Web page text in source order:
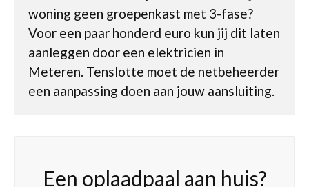
woning geen groepenkast met 3-fase?
Voor een paar honderd euro kun jij dit laten
aanleggen door een elektricien in
Meteren. Tenslotte moet de netbeheerder
een aanpassing doen aan jouw aansluiting.
Een oplaadpaal aan huis?